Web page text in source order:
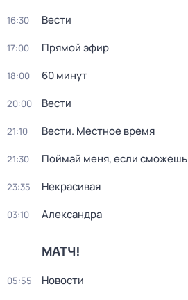
16:30 Вести
17:00 Прямой эфир
18:00 60 минут
20:00 Вести
21:10 Вести. Местное время
21:30 Поймай меня, если сможешь
23:35 Некрасивая
03:10 Александра
МАТЧ!
05:55 Новости